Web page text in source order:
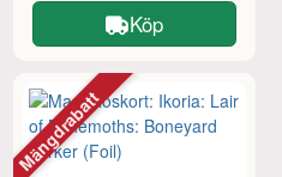
Köp
Mängdrabatt